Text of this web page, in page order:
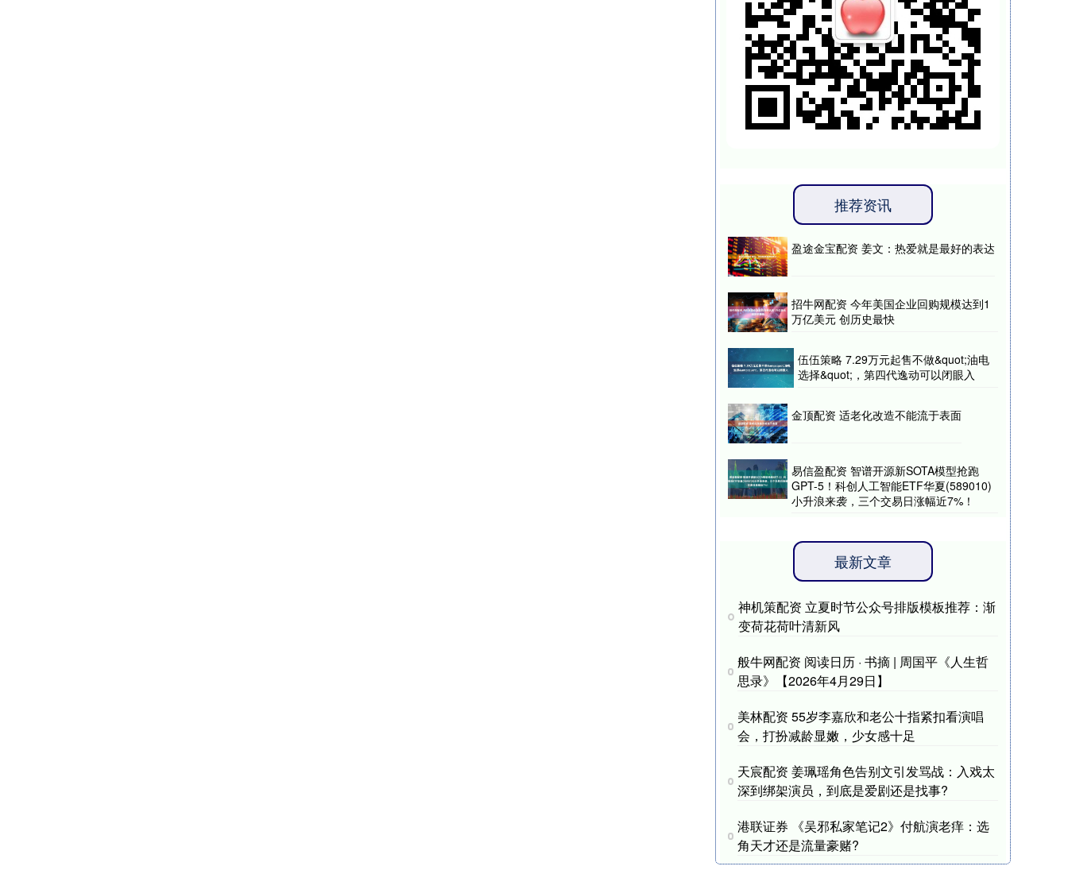
推荐资讯
盈途金宝配资 姜文：热爱就是最好的表达
招牛网配资 今年美国企业回购规模达到1
万亿美元 创历史最快
伍伍策略 7.29万元起售不做&quot;油电
选择&quot;，第四代逸动可以闭眼入
金顶配资 适老化改造不能流于表面
易信盈配资 智谱开源新SOTA模型抢跑
GPT-5！科创人工智能ETF华夏(589010)
小升浪来袭，三个交易日涨幅近7%！
最新文章
神机策配资 立夏时节公众号排版模板推荐：渐
变荷花荷叶清新风
般牛网配资 阅读日历 · 书摘 | 周国平《人生哲
思录》【2026年4月29日】
美林配资 55岁李嘉欣和老公十指紧扣看演唱
会，打扮减龄显嫩，少女感十足
天宸配资 姜珮瑶角色告别文引发骂战：入戏太
深到绑架演员，到底是爱剧还是找事?
港联证券 《吴邪私家笔记2》付航演老痒：选
角天才还是流量豪赌?